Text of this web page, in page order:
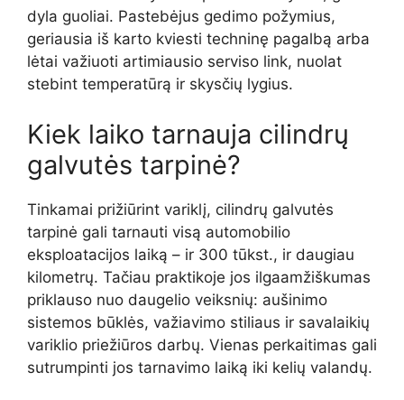
dyla guoliai. Pastebėjus gedimo požymius,
geriausia iš karto kviesti techninę pagalbą arba
lėtai važiuoti artimiausio serviso link, nuolat
stebint temperatūrą ir skysčių lygius.
Kiek laiko tarnauja cilindrų
galvutės tarpinė?
Tinkamai prižiūrint variklį, cilindrų galvutės
tarpinė gali tarnauti visą automobilio
eksploatacijos laiką – ir 300 tūkst., ir daugiau
kilometrų. Tačiau praktikoje jos ilgaamžiškumas
priklauso nuo daugelio veiksnių: aušinimo
sistemos būklės, važiavimo stiliaus ir savalaikių
variklio priežiūros darbų. Vienas perkaitimas gali
sutrumpinti jos tarnavimo laiką iki kelių valandų.